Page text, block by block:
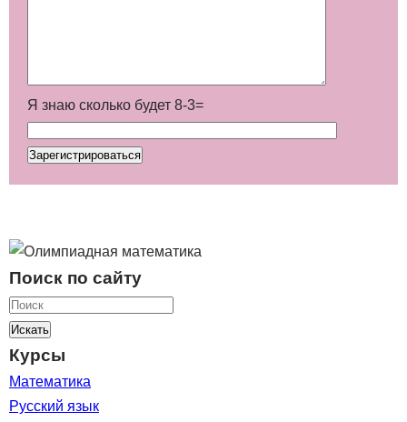
Я знаю сколько будет 8-3=
Поиск по сайту
Искать
Курсы
Математика
Русский язык